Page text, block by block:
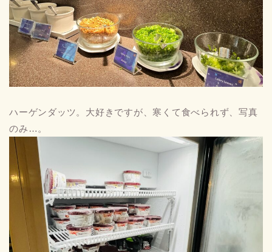
ハーゲンダッツ。大好きですが、寒くて食べられず、写真
のみ…。